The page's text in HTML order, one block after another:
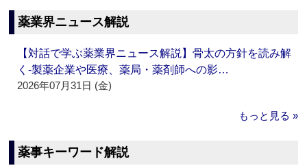
薬業界ニュース解説
【対話で学ぶ薬業界ニュース解説】骨太の方針を読み解
く‐製薬企業や医療、薬局・薬剤師への影…
2026年07月31日 (金)
もっと見る »
薬事キーワード解説